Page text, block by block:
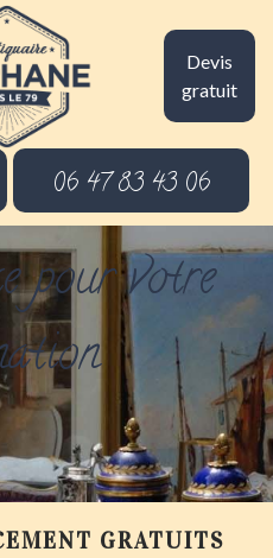
Devis
gratuit
06 47 83 43 06
pour votre
GRATUITS